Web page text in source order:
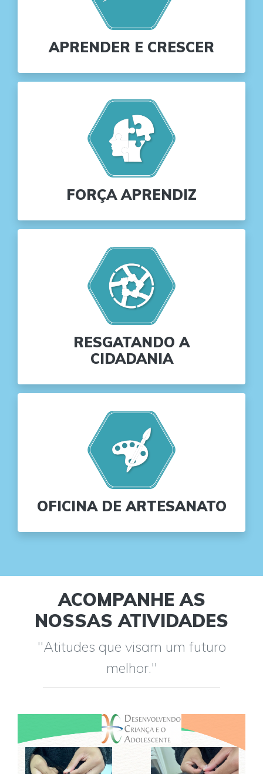
APRENDER E CRESCER
FORÇA APRENDIZ
RESGATANDO A
CIDADANIA
OFICINA DE ARTESANATO
ACOMPANHE AS
NOSSAS ATIVIDADES
"Atitudes que visam um futuro
melhor."